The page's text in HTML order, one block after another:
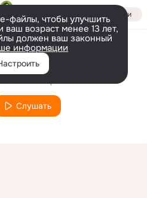
Войти
файлы, чтобы улучшить
ваш возраст менее 13 лет,
должен ваш законный
информации
встретимся
Слушать